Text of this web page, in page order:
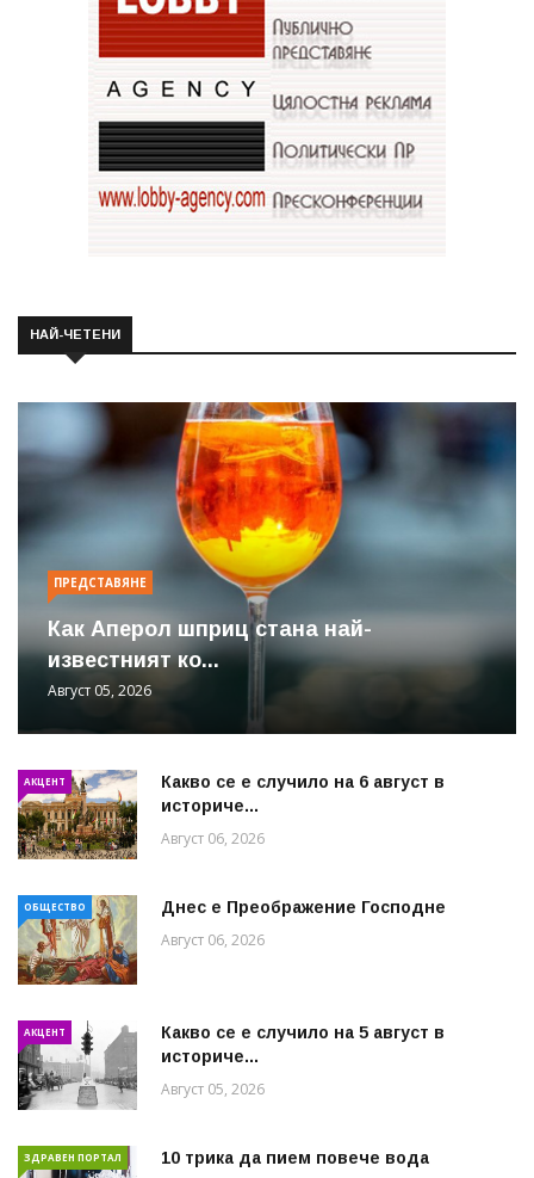
НАЙ-ЧЕТЕНИ
ПРЕДСТАВЯНЕ
Как Аперол шприц стана най-
известният ко...
Август 05, 2026
АКЦЕНТ
Какво се е случило на 6 август в
историче...
Август 06, 2026
ОБЩЕСТВО Днес е Преображение Господне
Август 06, 2026
АКЦЕНТ
Какво се е случило на 5 август в
историче...
Август 05, 2026
ЗДРАВЕН ПОРТАЛ 10 трика да пием повече вода